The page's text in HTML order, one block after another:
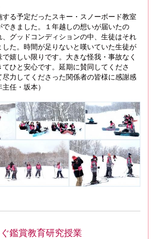
る予定だったスキー・スノーボード教室
きました。１年越しの想いが届いたの
グッドコンディションの中、生徒はそれ
た。時間が足りないと嘆いていた生徒が
嬉しい限りです。大きな怪我・事故なく
ひと安心です。延期に賛同してくださ
尽力してくださった関係者の皆様に感謝感
任・坂本）
鑑賞教育研究授業